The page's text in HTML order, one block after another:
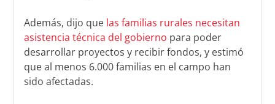
Además, dijo que las familias rurales necesitan
asistencia técnica del gobierno para poder
desarrollar proyectos y recibir fondos, y estimó
que al menos 6.000 familias en el campo han
sido afectadas.